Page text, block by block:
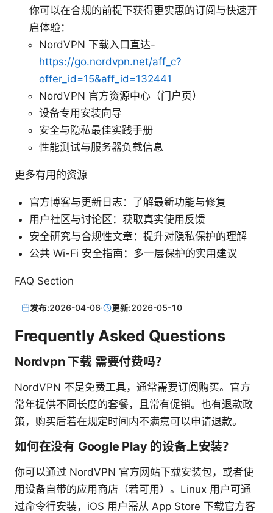
你可以在合规的前提下获得更实惠的订阅与快速开
启体验：
NordVPN 下载入口直达-
https://go.nordvpn.net/aff_c?
offer_id=15&aff_id=132441
NordVPN 官方资源中心（门户页）
设备专用安装向导
安全与隐私最佳实践手册
性能测试与服务器负载信息
更多有用的资源
官方博客与更新日志：了解最新功能与修复
用户社区与讨论区：获取真实使用反馈
安全研究与合规性文章：提升对隐私保护的理解
公共 Wi-Fi 安全指南：多一层保护的实用建议
FAQ Section
发布:2026-04-06· 更新:2026-05-10
Frequently Asked Questions
Nordvpn 下载 需要付费吗？
NordVPN 不是免费工具，通常需要订阅购买。官方
常年提供不同长度的套餐，且常有促销。也有退款政
策，购买后若在规定时间内不满意可以申请退款。
如何在没有 Google Play 的设备上安装？
你可以通过 NordVPN 官方网站下载安装包，或者使
用设备自带的应用商店（若可用）。Linux 用户可通
过命令行安装，iOS 用户需从 App Store 下载官方客